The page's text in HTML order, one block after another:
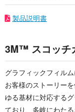
製品説明書
3M™ スコッチ
グラフィックフィル
お客様のストーリー
ゆる基材に対応する
ており、多岐にわた